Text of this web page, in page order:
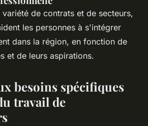
de contrats et de secteurs,
les personnes à s'intégrer
dans la région, en fonction de
et de leurs aspirations.
besoins spécifiques
travail de